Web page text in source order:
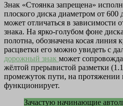
Знак «Стоянка запрещена»
плоского диска диаметром от
может отличаться в зависимости
знака. На ярко-голубом фоне
полотна, обозначена косая линия
расцветки его можно увидеть с
дорожный знак может
жёлтой прерывистой разметки
промежуток пути, на протяжении
функционирует.
Зачастую начинающие